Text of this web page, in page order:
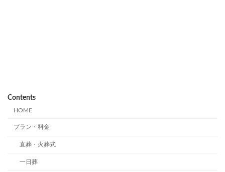
Contents
HOME
プラン・料金
直葬・火葬式
一日葬